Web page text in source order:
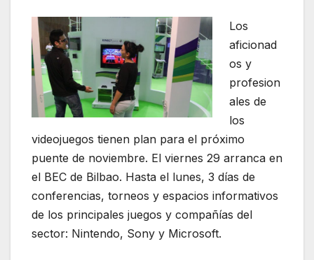
Los
aficionad
os y
profesion
ales de
los
videojuegos tienen plan para el próximo
puente de noviembre. El viernes 29 arranca en
el BEC de Bilbao. Hasta el lunes, 3 días de
conferencias, torneos y espacios informativos
de los principales juegos y compañías del
sector: Nintendo, Sony y Microsoft.